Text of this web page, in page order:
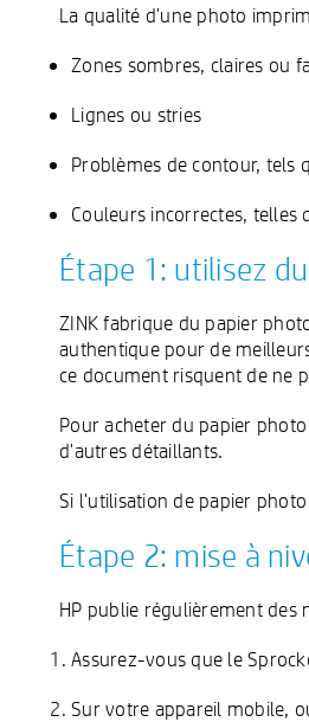
La qualité d'une photo
Zones sombres, claires ou
Lignes ou stries
Problèmes de contour, tels
Couleurs incorrectes, telles
Étape 1: utilisez
ZINK fabrique du papier
authentique pour de
ce document risquent de ne
Pour acheter du papier
d'autres détaillants.
Si l'utilisation de papier
Étape 2: mise à
HP publie régulièrement des
Assurez-vous que le
Sur votre appareil mobile,